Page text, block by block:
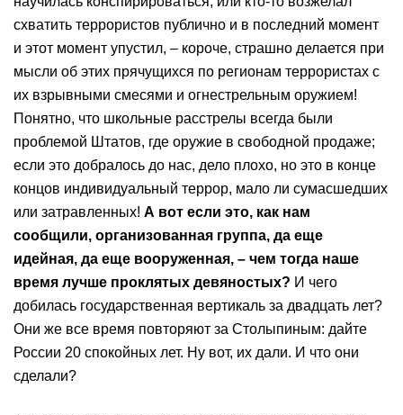
схватить террористов публично и в последний момент
и этот момент упустил, – короче, страшно делается при
мысли об этих прячущихся по регионам террористах с
их взрывными смесями и огнестрельным оружием!
Понятно, что школьные расстрелы всегда были
проблемой Штатов, где оружие в свободной продаже;
если это добралось до нас, дело плохо, но это в конце
концов индивидуальный террор, мало ли сумасшедших
или затравленных! А вот если это, как нам
сообщили, организованная группа, да еще
идейная, да еще вооруженная, – чем тогда наше
время лучше проклятых девяностых? И чего
добилась государственная вертикаль за двадцать лет?
Они же все время повторяют за Столыпиным: дайте
России 20 спокойных лет. Ну вот, их дали. И что они
сделали?